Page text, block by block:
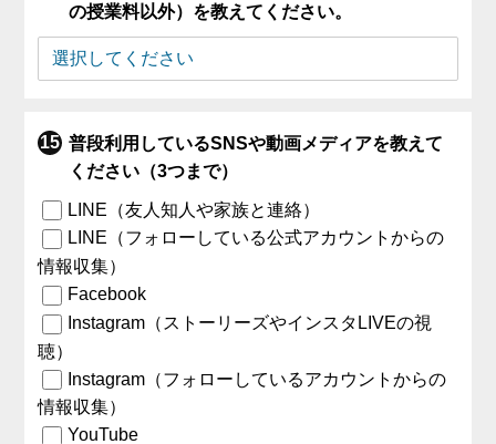
の授業料以外）を教えてください。
普段利用しているSNSや動画メディアを教えて
ください（3つまで）
LINE（友人知人や家族と連絡）
LINE（フォローしている公式アカウントからの
情報収集）
Facebook
Instagram（ストーリーズやインスタLIVEの視
聴）
Instagram（フォローしているアカウントからの
情報収集）
YouTube